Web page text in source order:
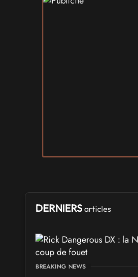
Art To Play 2026
Arcadia GeekFest 2026
SALONS & CONVENTIONS GEEKS
Ponta Geek 2026
SALONS & CONVENTIONS GEEKS
GeekNIID 2026
les 19 et 20 septembre 2026 - à
DERNIERS articles
BREAKING NEWS